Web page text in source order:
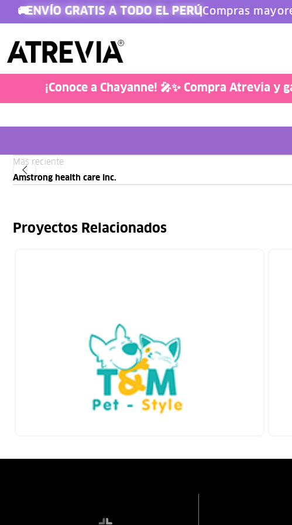
🚚ENVÍO GRATIS A TODO EL PERÚ| Compras
¡Conoce a Chayanne! 🎤✨ Compra Atrevia
Mas reciente
Amstrong health care inc.
Proyectos Relacionados